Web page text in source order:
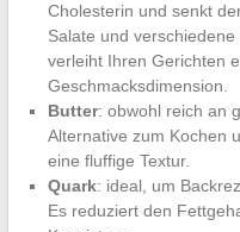
Cholesterin und senkt
Salate und
verleiht Ihren Gerichten
Geschmacksdimension.
Butter: obwohl reich an
Alternative zum Kochen
eine fluffige Textur.
Quark: ideal, um
Es reduziert den